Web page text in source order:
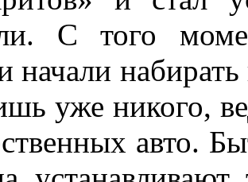
С того
начали
уже никого,
авто.